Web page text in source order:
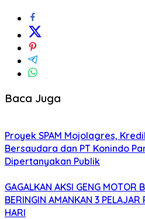
Baca Juga
Proyek SPAM Mojolagres,
Bersaudara dan PT Konindo
Dipertanyakan Publik
GAGALKAN AKSI GENG MOTOR
BERINGIN AMANKAN 3 PELAJAR
HARI